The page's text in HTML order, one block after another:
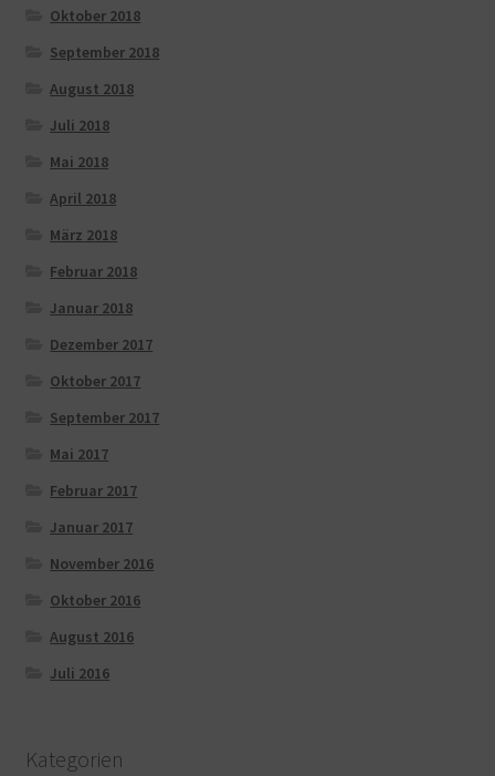
Oktober 2018
September 2018
August 2018
Juli 2018
Mai 2018
April 2018
März 2018
Februar 2018
Januar 2018
Dezember 2017
Oktober 2017
September 2017
Mai 2017
Februar 2017
Januar 2017
November 2016
Oktober 2016
August 2016
Juli 2016
Kategorien